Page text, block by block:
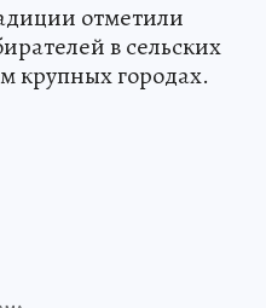
отметили
в сельских
крупных городах.